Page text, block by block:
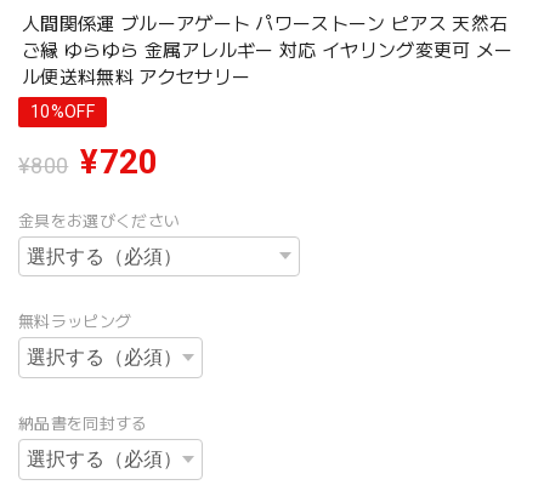
人間関係運 ブルーアゲート パワーストーン ピアス 天然石
ご縁 ゆらゆら 金属アレルギー 対応 イヤリング変更可 メー
ル便送料無料 アクセサリー
10%OFF
¥800 ¥720
金具をお選びください
無料ラッピング
納品書を同封する